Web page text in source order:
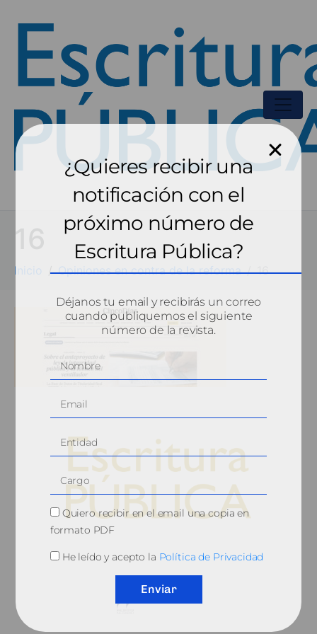
Inicio Opiniones en contra de la reforma 16
¿Quieres recibir una
notificación con el
próximo número de
Escritura Pública?
Déjanos tu email y recibirás un correo
cuando publiquemos el siguiente
número de la revista.
Quiero recibir en el email una copia en
formato PDF
He leído y acepto la Política de Privacidad
Enviar